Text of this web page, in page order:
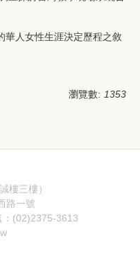
華人女性生涯決定歷程之敘
瀏覽數: 1353
樓三樓）
路一號
(02)2375-3613